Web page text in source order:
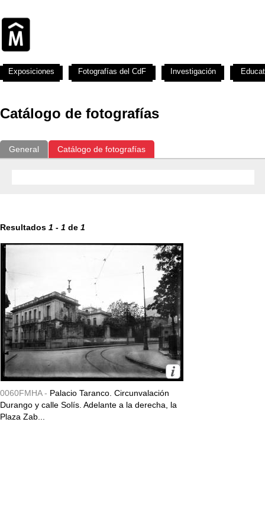
Catálogo de fotografías
General Catálogo de fotografías
Resultados 1 - 1 de 1
0060FMHA - Palacio Taranco. Circunvalación
Durango y calle Solís. Adelante a la derecha, la
Plaza Zab...
Exposiciones Fotografías del CdF Investigación